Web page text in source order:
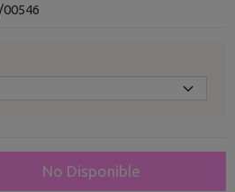
No Disponible